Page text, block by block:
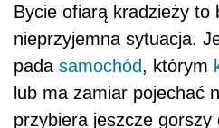
Bycie ofiarą kradzieży to
nieprzyjemna sytuacja.
pada samochód, którym
lub ma zamiar pojechać
przybiera jeszcze gorszy